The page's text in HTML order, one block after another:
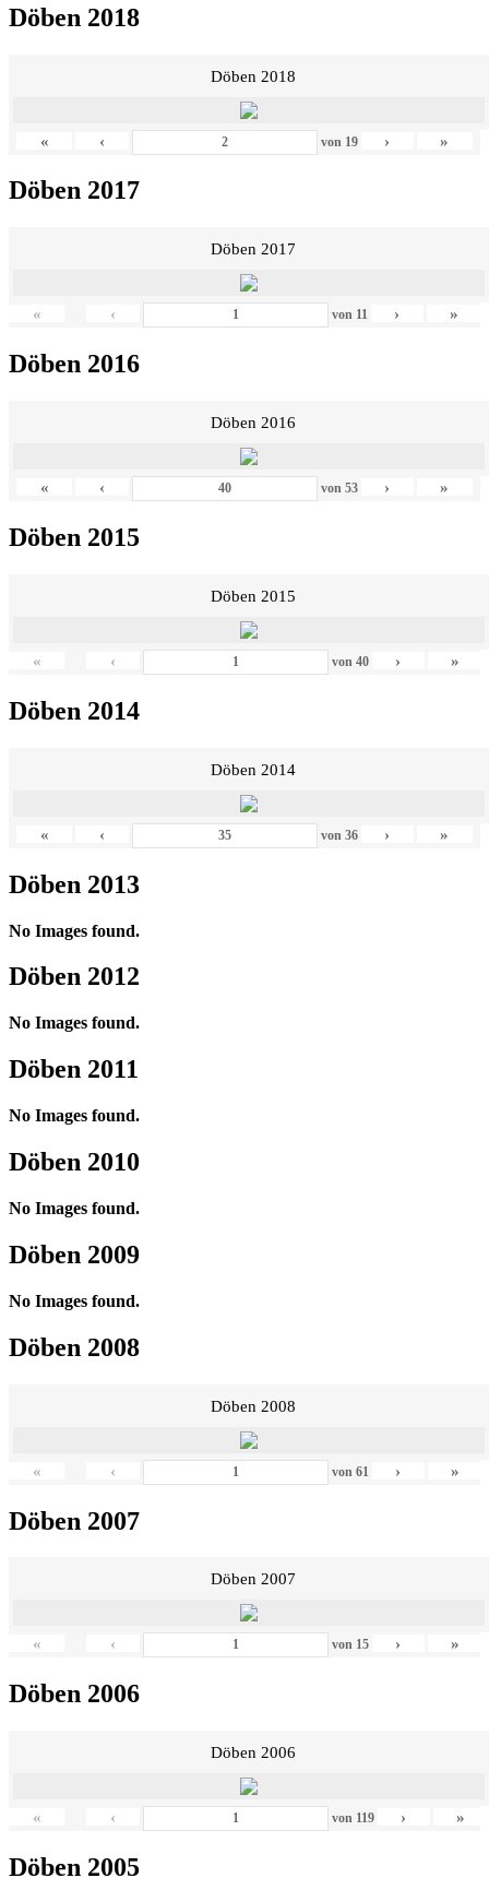
Döben 2018
Döben 2018
« ‹ von 19 › »
Döben 2017
Döben 2017
« ‹ von 11 › »
Döben 2016
Döben 2016
« ‹ von 53 › »
Döben 2015
Döben 2015
« ‹ von 40 › »
Döben 2014
Döben 2014
« ‹ von 36 › »
Döben 2013
No Images found.
Döben 2012
No Images found.
Döben 2011
No Images found.
Döben 2010
No Images found.
Döben 2009
No Images found.
Döben 2008
Döben 2008
« ‹ von 61 › »
Döben 2007
Döben 2007
« ‹ von 15 › »
Döben 2006
Döben 2006
« ‹ von 119 › »
Döben 2005